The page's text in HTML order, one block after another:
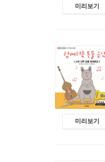
미리보기
미리보기